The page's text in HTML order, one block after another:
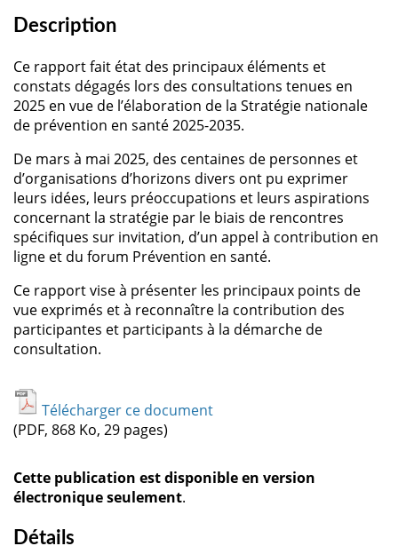
Description
Ce rapport fait état des principaux éléments et
constats dégagés lors des consultations tenues en
2025 en vue de l’élaboration de la Stratégie nationale
de prévention en santé 2025-2035.
De mars à mai 2025, des centaines de personnes et
d’organisations d’horizons divers ont pu exprimer
leurs idées, leurs préoccupations et leurs aspirations
concernant la stratégie par le biais de rencontres
spécifiques sur invitation, d’un appel à contribution en
ligne et du forum Prévention en santé.
Ce rapport vise à présenter les principaux points de
vue exprimés et à reconnaître la contribution des
participantes et participants à la démarche de
consultation.
Télécharger ce document
(PDF, 868 Ko, 29 pages)
Cette publication est disponible en version
électronique seulement.
Détails